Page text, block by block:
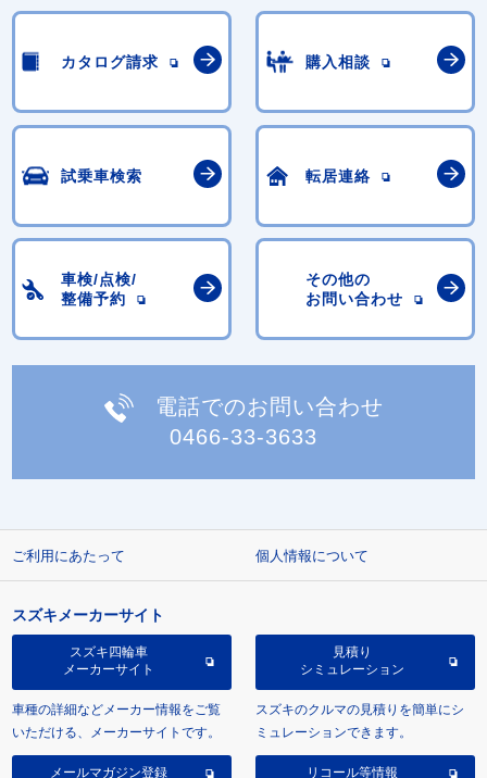
カタログ請求 購入相談
試乗車検索 転居連絡
車検/点検/
整備予約
その他の
お問い合わせ
電話でのお問い合わせ
0466-33-3633
ご利用にあたって 個人情報について
スズキメーカーサイト
スズキ四輪車
メーカーサイト
車種の詳細などメーカー情報をご覧
いただける、メーカーサイトです。
見積り
シミュレーション
スズキのクルマの見積りを簡単にシ
ミュレーションできます。
メールマガジン登録 リコール等情報